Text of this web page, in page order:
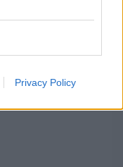
Privacy Policy